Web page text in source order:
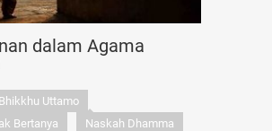
dalam Agama
Uttamo
Bertanya
Naskah Dhamma